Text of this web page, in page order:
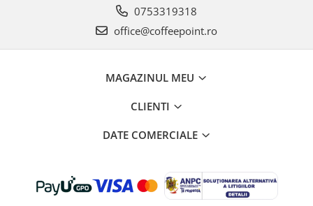
0753319318
office@coffeepoint.ro
MAGAZINUL MEU
CLIENTI
DATE COMERCIALE